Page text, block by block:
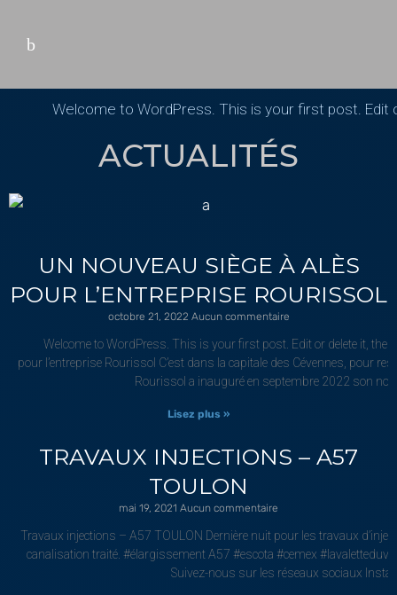
Welcome to WordPress. This is your first post. Edit
ACTUALITÉS
UN NOUVEAU SIÈGE À ALÈS
POUR L’ENTREPRISE ROURISSOL
octobre 21, 2022 Aucun commentaire
Welcome to WordPress. This is your first post. Edit or delete it,
pour l’entreprise Rourissol C’est dans la capitale des Cévennes, pour
Rourissol a inauguré en septembre 2022 son
Lisez plus »
TRAVAUX INJECTIONS – A57
TOULON
mai 19, 2021 Aucun commentaire
Travaux injections – A57 TOULON Dernière nuit pour les travaux
canalisation traité. #élargissement A57 #escota #cemex
Suivez-nous sur les réseaux sociaux